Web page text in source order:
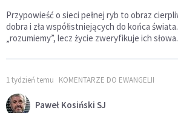
Przypowieść o sieci pełnej ryb to obraz
dobra i zła współistniejących do końca
„rozumiemy”, lecz życie zweryfikuje ich
1 tydzień temu KOMENTARZE DO EWANGELII
Paweł Kosiński SJ